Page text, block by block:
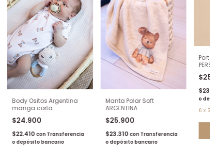
Body Ositos Argentina
manga corta
$24.900
$22.410 con Transferencia
o depósito bancario
Manta Polar Soft
ARGENTINA
$25.900
$23.310 con Transferencia
o depósito bancario
o
6 x